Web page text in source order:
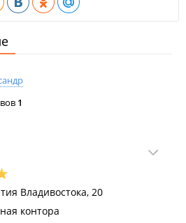
1
Владивостока, 20
контора